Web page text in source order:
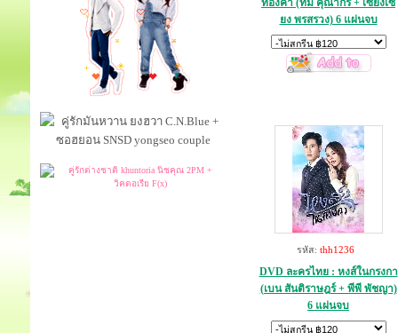
ทองคำ (ทีม คุณากร + เซียงเซี
ยง พรสรวง) 6 แผ่นจบ
รหัส: thh1236
DVD ละครไทย : หงส์ในกรงกา
(เบน สันติราษฎร์ + พีพี พัชญา)
6 แผ่นจบ